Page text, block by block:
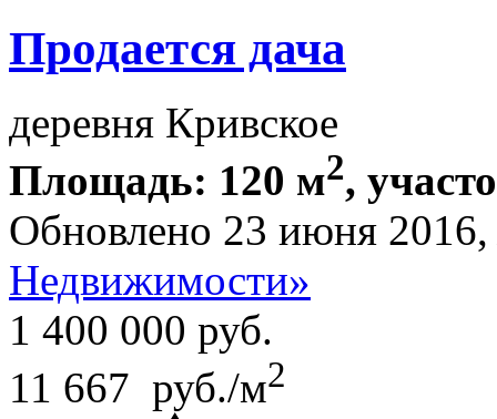
Продается дача
деревня Кривское
Площадь: 120 м2,
Обновлено 23 июня
Недвижимости»
1 400 000 руб.
11 667 руб./м2